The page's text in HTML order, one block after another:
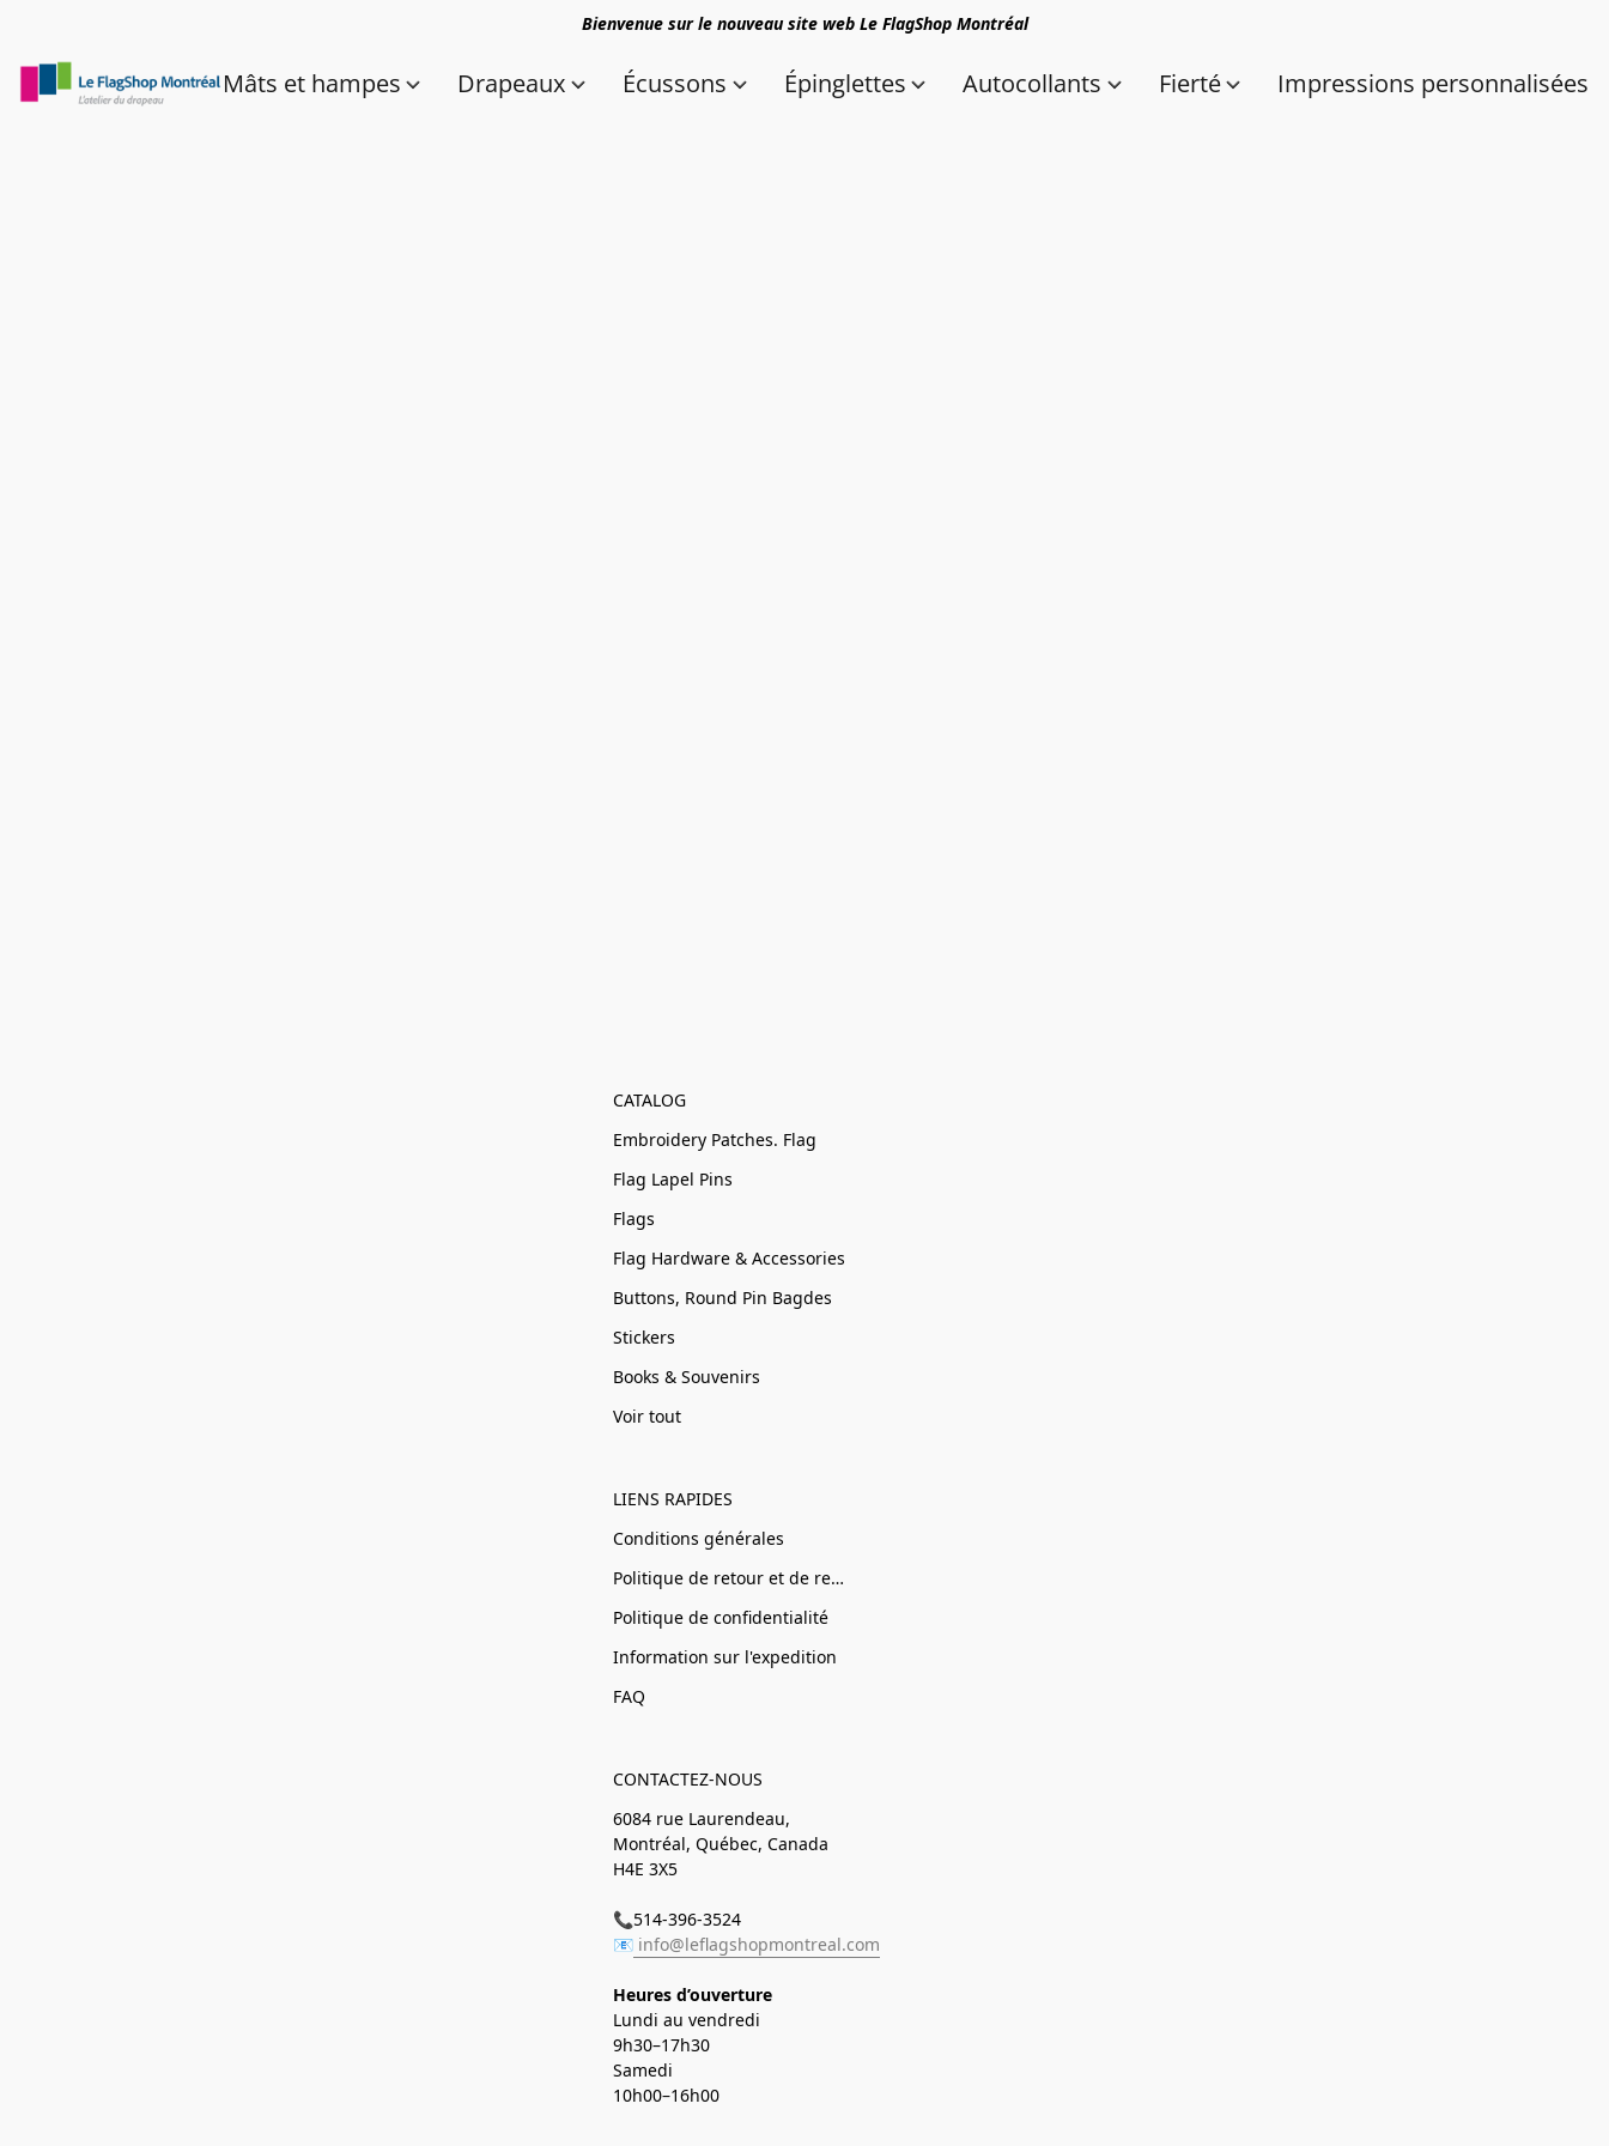
Bienvenue sur le nouveau site web Le FlagShop Montréal
Mâts et hampes Drapeaux Écussons Épinglettes Autocollants Fierté Impressions personnalisées
CATALOG
Embroidery Patches. Flag
Flag Lapel Pins
Flags
Flag Hardware & Accessories
Buttons, Round Pin Bagdes
Stickers
Books & Souvenirs
Voir tout
LIENS RAPIDES
Conditions générales
Politique de retour et de remboursement
Politique de confidentialité
Information sur l'expedition
FAQ
CONTACTEZ-NOUS
6084 rue Laurendeau,
Montréal, Québec, Canada
H4E 3X5
📞514-396-3524
📧 info@leflagshopmontreal.com
Heures d’ouverture
Lundi au vendredi
9h30–17h30
Samedi
10h00–16h00